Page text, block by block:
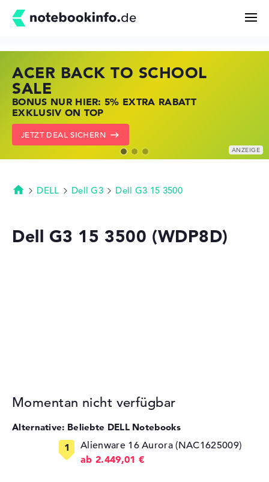
Kaufberatung
Technik & Wissen
Deals
ACER BACK TO SCHOOL
SALE
BONUS NUR HIER: 5% EXTRA RABATT
EXKLUSIV ON TOP
JETZT DEAL SICHERN
HP STORE SSV DEALS
JETZT ZUGREIFEN: NOTEBOOKS BEI HP
KRÄFTIG REDUZIERT
ZU DEN HP ANGEBOTEN
LENOVO LAPTOP DEALS
NOTEBOOKS BEI LENOVO JETZT
KRÄFTIG REDUZIERT
LENOVO DEALS ZEIGEN
Startseite
DELL Dell G3 Dell G3 15 3500
Dell G3 15 3500 (WDP8D)
Momentan nicht verfügbar
Alternative: Beliebte DELL Notebooks
Alienware 16 Aurora (NAC1625009)
ab 2.449,01 €